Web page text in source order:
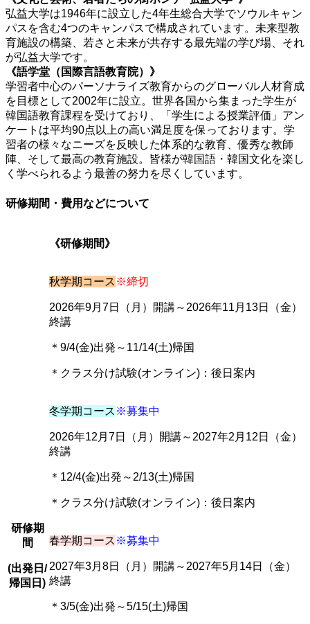
弘益大学は1946年に設立した4年生総合大学でソウルキャン
パスを含む4つのキャンパスで構成されています。未来型教
育施設の構築、若さと未来が共存する最先端の学び場、それ
が弘益大学です。
《語学堂（国際言語教育院）》
学習者中心のパーソナライズ教育からのグローバル人材育成
を目標として2002年に設立。世界各国から集まった学生が
韓国語教育課程を受けており、「学生による授業評価」アン
ケートは平均90点以上の高い満足度を保っております。学
習者の様々なニーズを反映した体系的な教育、優秀な教師
陣、そして最高の教育施設。皆様が韓国語・韓国文化を楽し
く学べられるよう最善の努力を尽くしています。
研修期間・費用などについて
研修期
間
(出発日/
帰国日)
《研修期間》
秋学期コース ※締切
2026年9月7日（月）開講～2026年11月13日（金）
終講
＊9/4(金)出発～11/14(土)帰国
＊クラス分け試験(オンライン)：後日案内
冬学期コース ※募集中
2026年12月7日（月）開講～2027年2月12日（金）
終講
＊12/4(金)出発～2/13(土)帰国
＊クラス分け試験(オンライン)：後日案内
春学期コース ※募集中
2027年3月8日（月）開講～2027年5月14日（金）
終講
＊3/5(金)出発～5/15(土)帰国